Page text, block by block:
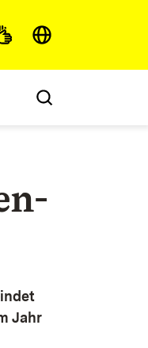
Jahr